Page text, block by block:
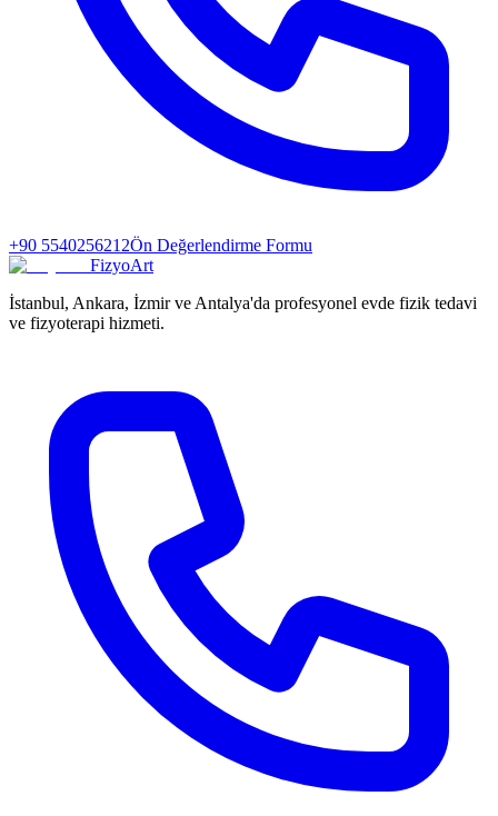
+90 5540256212Ön Değerlendirme Formu
FizyoArt
İstanbul, Ankara, İzmir ve Antalya'da profesyonel evde fizik tedavi
ve fizyoterapi hizmeti.